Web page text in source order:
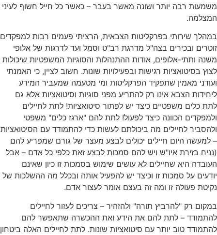
משמעות רבה יותר ושונה מאשר בעבר – כאשר כל חייל חשוף לעיני
המצלמה.
במהלך שירותי בפרקליטות הצבאית, הרציתי פעמים רבות למפקדים
זוטרים ובכירים בצה"ל מדרגת רב"ט וסמל ועד לדרגות של אלופי
משנה ותתי-אלופים, אודות ההתנהלות והסוגיות המשפטיות שיכולות
לצוץ בסיטואציות רגישות ובפעילויות שונות. חשוב לציין, כי האמנתי
ועודני מאמין שתפקיד הפרקליטות ומי מטעמה שמעביר המידע
ליחידות הצבא אינו רק להתריע מפני סוגיות וסיטואציות אלא גם
לתת כלים משפטיים כיצד יש לפתור סיטואציות! לתת לחיילים
ולמפקדים הכוונה כיצד לפעול! לתת להם "ארגז כלים" משפטי
ולהסביר לחיילים מה ביכולתם לעשות כדי להתמודד עם הסיטואציות
– למעשה היום חיילים יכולים לבצע מעצר של גורם שמפריע להם
(נניח בזירת איו"ש ויש להם סמכות לבצע זאת כלפי כל אדם – אבל
העובדה היא שחיילים לא עושים שימוש בסמכות זו כיון שאינם
יודעים על סמכות זו וכיצד יש להפעיל אותה ובכלל מה ההשלכות של
נקיטת פעולה זו ומה זה בעצם אומר לעצור אדם.
במקום רק "להרביץ תורה" ולהזהיר – צריכים לעזור לחיילים
להתמודד – לתת להם את הידע ואת ההכשרה שתאפשר להם
להתמודד טוב יותר עם סיטואציות שונות. לתת לחיילים האלה ביטחון